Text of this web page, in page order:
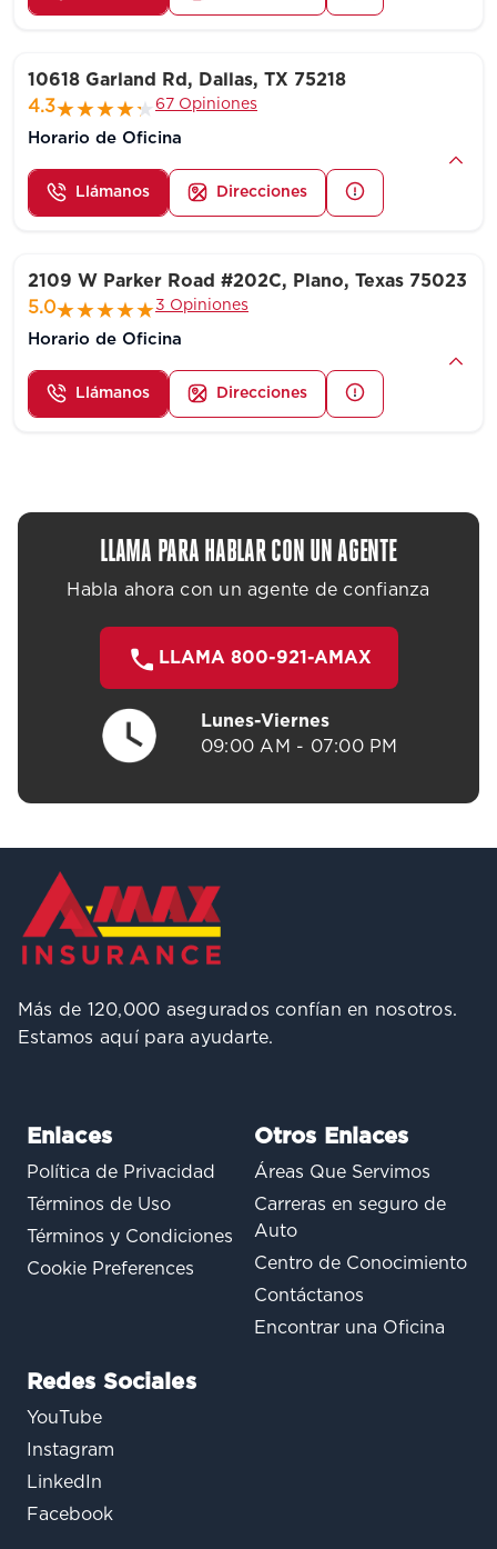
10618 Garland Rd, Dallas, TX 75218
4.3
67 Opiniones
Horario de Oficina
Llámanos Direcciones
2109 W Parker Road #202C, Plano, Texas 75023
5.0
3 Opiniones
Horario de Oficina
Llámanos Direcciones
LLAMA PARA HABLAR CON UN AGENTE
Habla ahora con un agente de confianza
LLAMA 800-921-AMAX
Lunes-Viernes
09:00 AM - 07:00 PM
Más de 120,000 asegurados confían en nosotros.
Estamos aquí para ayudarte.
Enlaces
Política de Privacidad
Términos de Uso
Términos y Condiciones
Cookie Preferences
Otros Enlaces
Áreas Que Servimos
Carreras en seguro de
Auto
Centro de Conocimiento
Contáctanos
Encontrar una Oficina
Redes Sociales
YouTube
Instagram
LinkedIn
Facebook